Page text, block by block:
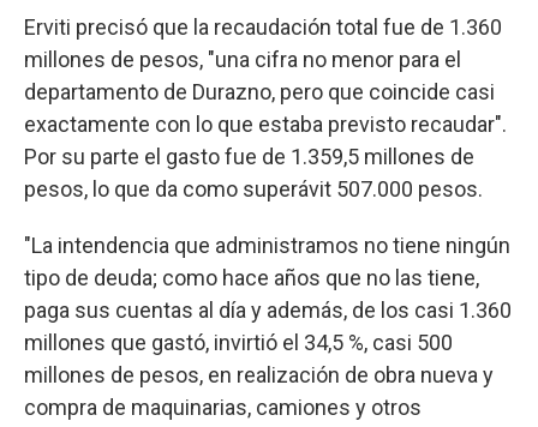
Erviti precisó que la recaudación total fue de 1.360
millones de pesos, "una cifra no menor para el
departamento de Durazno, pero que coincide casi
exactamente con lo que estaba previsto recaudar".
Por su parte el gasto fue de 1.359,5 millones de
pesos, lo que da como superávit 507.000 pesos.
"La intendencia que administramos no tiene ningún
tipo de deuda; como hace años que no las tiene,
paga sus cuentas al día y además, de los casi 1.360
millones que gastó, invirtió el 34,5 %, casi 500
millones de pesos, en realización de obra nueva y
compra de maquinarias, camiones y otros